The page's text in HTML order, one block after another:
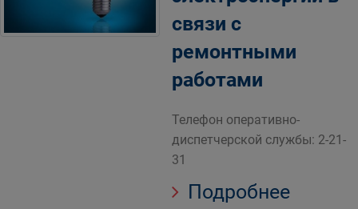
связи с
ремонтными
работами
Телефон оперативно-
диспетчерской службы: 2-21-
31
Подробнее